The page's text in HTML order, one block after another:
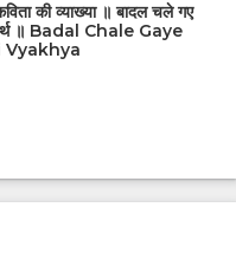
की व्याख्या ॥ बादल चले गए
॥ Badal Chale Gaye
Vyakhya